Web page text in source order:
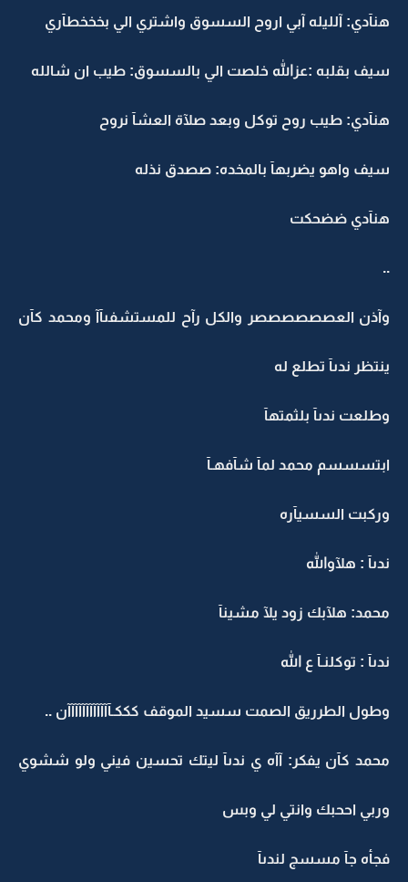
هنآدي: آلليله آبي اروح السسوق واشتري الي بخخخطآري
سيف بقلبه :عزالله خلصت الي بالسسوق: طيب ان شالله
هنآدي: طيب روح توكل وبعد صلآة العشآ نروح
سيف واهو يضربهآ بالمخده: صصدق نذله
هنآدي ضضحكت
..
وآذن العصصصصصصر والكل رآح للمستشفىآآ ومحمد كآن
ينتظر ندىآ تطلع له
وطلعت ندىآ بلثمتهآ
ابتسسسم محمد لمآ شآفهـآ
وركبت السسيآره
ندىآ : هلآوالله
محمد: هلآبك زود يلآ مشينآ
ندىآ : توكلنـآ ع الله
وطول الطرريق الصمت سسيد الموقف كككـآآآآآآآآآآآآن ..
محمد كآن يفكر: آآه ي ندىآ ليتك تحسين فيني ولو ششوي
وربي اححبك وانتي لي وبس
فجأه جآ مسسج لندىآ